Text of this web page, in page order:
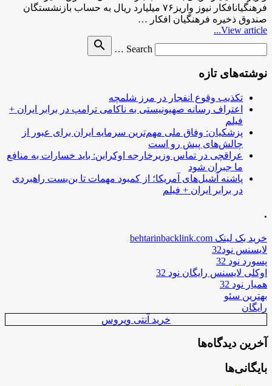
فرهنگیانافکار نیوز واریز۷۶ میلیارد ریال به حساب بازنشستگان
صندوق ذخیره فرهنگیان افکار …
View article...
Search …
search
نوشته‌های تازه
تکذیب وقوع انفجار در مرز شلمچه
اعتراف رسانه صهیونیستی به ناکامی ترامپ در برابر ایران +
فیلم
پزشکیان: وفاق ملی مهم‌ترین سرمایه ایران برای عبور از
چالش‌های پیش رو است
عراقچی در تماس وزیرخارجه اوکراین: باید خسارات به منافع
ما جبران شود
پاشنه آشیل‌های آمریکا؛ از کمبود مهمات تا بن‌بست راهبردی
در برابر ایران + فیلم
.
خرید بک لینک behtarinbacklink.com
لایسنس نود32
پسورد نود 32
اوکلی لایسنس رایگان نود 32
همیار نود 32
بهترین سئو
رایگان
خرید آنتی ویروس
آخرین دیدگاه‌ها
بایگانی‌ها